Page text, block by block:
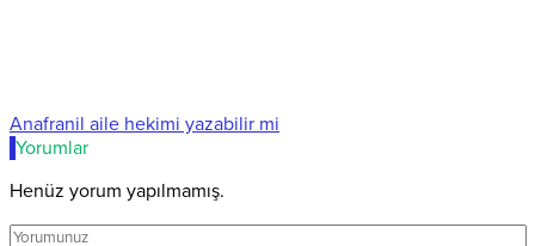
Anafranil aile hekimi yazabilir mi
Yorumlar
Henüz yorum yapılmamış.